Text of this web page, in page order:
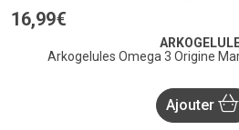
16,99€
Arkogelules Omega 3 Origine
Ajouter